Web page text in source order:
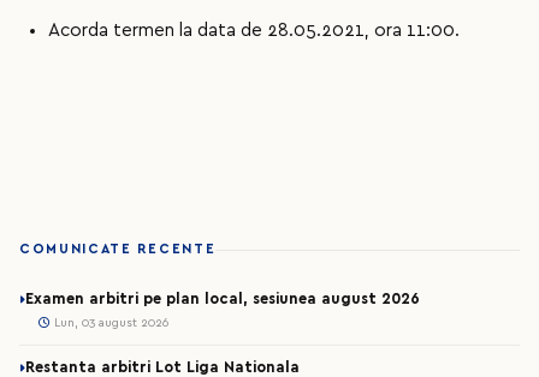
Acorda termen la data de 28.05.2021, ora 11:00.
COMUNICATE RECENTE
Examen arbitri pe plan local, sesiunea august 2026
Lun, 03 august 2026
Restanta arbitri Lot Liga Nationala